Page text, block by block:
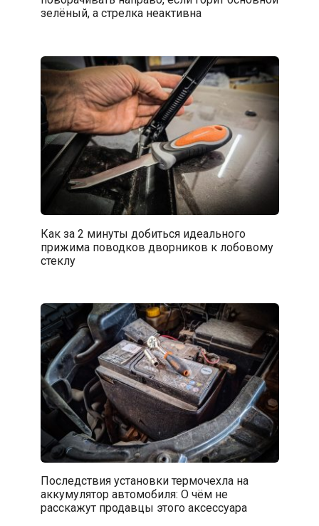
зелёный, а стрелка неактивна
Как за 2 минуты добиться идеального
прижима поводков дворников к лобовому
стеклу
Последствия установки термочехла на
аккумулятор автомобиля: О чём не
расскажут продавцы этого аксессуара